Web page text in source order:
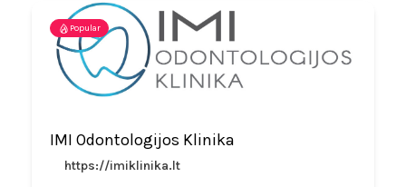
Popular
IMI Odontologijos Klinika
https://imiklinika.lt